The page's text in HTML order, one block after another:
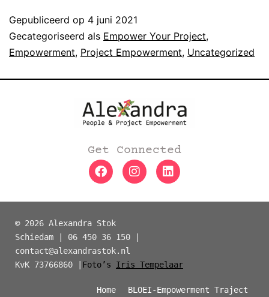
Gepubliceerd op 4 juni 2021
Gecategoriseerd als Empower Your Project,
Empowerment, Project Empowerment, Uncategorized
Get Connected
© 2026 Alexandra Stok
Schiedam | 06 450 36 150 |
contact@alexandrastok.nl
KvK 73766860 | Foto’s Iris Tempelaar
Home
BLOEI-Empowerment Traject